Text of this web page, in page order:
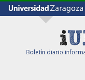
Boletín diario